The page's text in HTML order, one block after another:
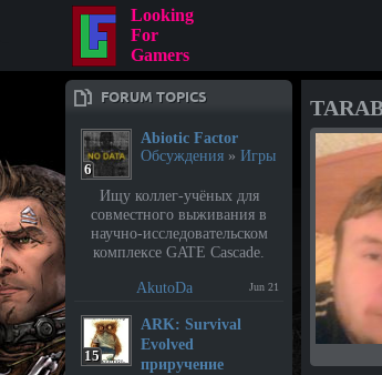
Looking
For
Gamers
FORUM TOPICS
6
Abiotic Factor
Обсуждения » Игры
Ищу коллег-учёных для
совместного выживания в
научно-исследовательском
комплексе GATE Cascade.
AkutoDa Jun 21
15
⁣ARK: Survival
Evolved
приручение